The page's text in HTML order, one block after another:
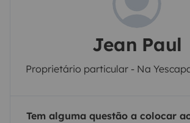
Jean Paul
Proprietário particular - Na
Tem alguma questão a colocar